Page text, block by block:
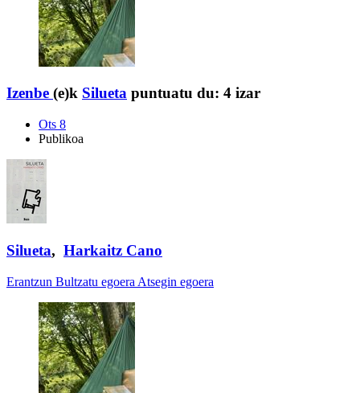
Izenbe (e)k Silueta puntuatu du: 4 izar
Ots 8
Publikoa
Silueta, Harkaitz Cano
Erantzun Bultzatu egoera Atsegin egoera